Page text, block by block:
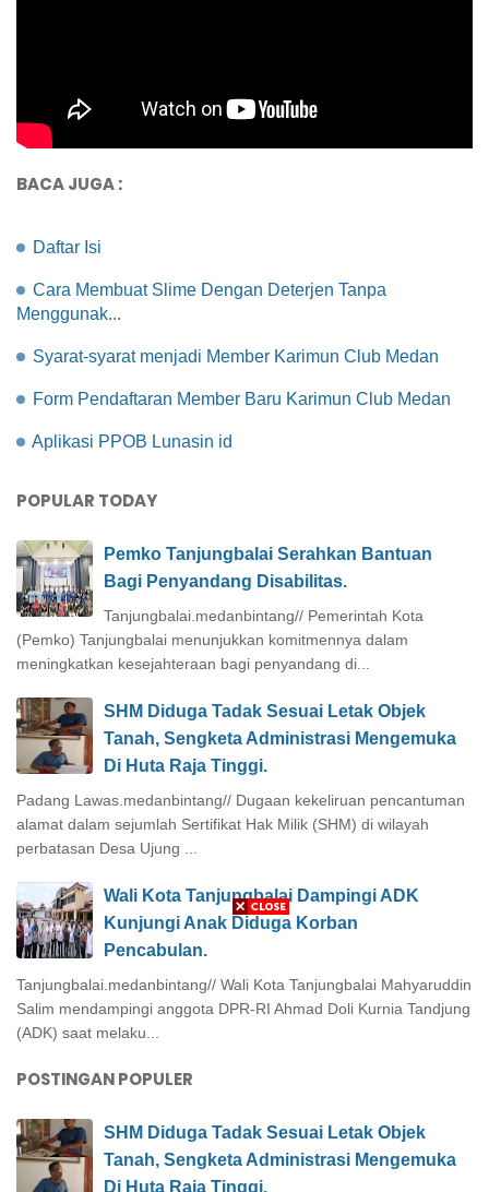
BACA JUGA :
Daftar Isi
Cara Membuat Slime Dengan Deterjen Tanpa
Menggunak...
Syarat-syarat menjadi Member Karimun Club Medan
Form Pendaftaran Member Baru Karimun Club Medan
Aplikasi PPOB Lunasin id
POPULAR TODAY
Pemko Tanjungbalai Serahkan Bantuan
Bagi Penyandang Disabilitas.
Tanjungbalai.medanbintang// Pemerintah Kota
(Pemko) Tanjungbalai menunjukkan komitmennya dalam
meningkatkan kesejahteraan bagi penyandang di...
SHM Diduga Tadak Sesuai Letak Objek
Tanah, Sengketa Administrasi Mengemuka
Di Huta Raja Tinggi.
Padang Lawas.medanbintang// Dugaan kekeliruan pencantuman
alamat dalam sejumlah Sertifikat Hak Milik (SHM) di wilayah
perbatasan Desa Ujung ...
Wali Kota Tanjungbalai Dampingi ADK
Kunjungi Anak Diduga Korban
Pencabulan.
Tanjungbalai.medanbintang// Wali Kota Tanjungbalai Mahyaruddin
Salim mendampingi anggota DPR-RI Ahmad Doli Kurnia Tandjung
(ADK) saat melaku...
POSTINGAN POPULER
SHM Diduga Tadak Sesuai Letak Objek
Tanah, Sengketa Administrasi Mengemuka
Di Huta Raja Tinggi.